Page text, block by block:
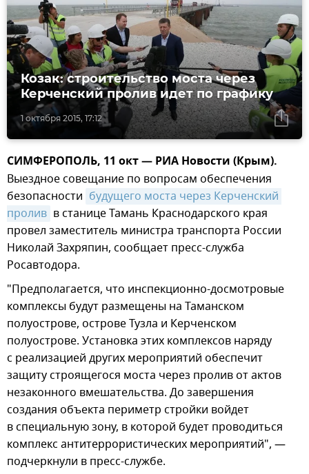
1 октября 2015, 17:12
Козак: строительство моста через
Керченский пролив идет по графику
СИМФЕРОПОЛЬ, 11 окт — РИА Новости (Крым).
Выездное совещание по вопросам обеспечения
безопасности будущего моста через Керченский
пролив в станице Тамань Краснодарского края
провел заместитель министра транспорта России
Николай Захряпин, сообщает пресс-служба
Росавтодора.
"Предполагается, что инспекционно-досмотровые
комплексы будут размещены на Таманском
полуострове, острове Тузла и Керченском
полуострове. Установка этих комплексов наряду
с реализацией других мероприятий обеспечит
защиту строящегося моста через пролив от актов
незаконного вмешательства. До завершения
создания объекта периметр стройки войдет
в специальную зону, в которой будет проводиться
комплекс антитеррористических мероприятий", —
подчеркнули в пресс-службе.